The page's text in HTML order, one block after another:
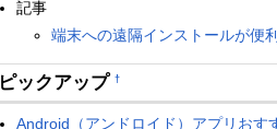
記事
端末への遠隔インストールが便
ピックアップ †
Android（アンドロイド）アプリおす